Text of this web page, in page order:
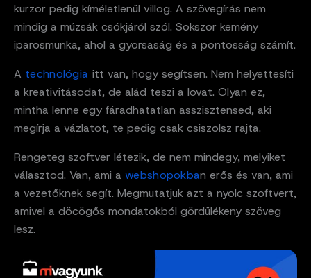
kurzor pedig kíméletlenül villog. A szövegírás nem
mindig a múzsák csókjáról szól. Sokszor kemény
iparosmunka, ahol a gyorsaság és a pontosság számít.
A technológia itt van, hogy segítsen. Nem helyettesíti
a kreativitásodat, de alád teszi a lovat. Olyan ez,
mintha lenne egy fáradhatatlan asszisztensed, aki
megírja a vázlatot, te pedig csak csiszolsz rajta.
Rengeteg szoftver létezik, de nem mindegy, melyiket
választod. Van, ami a webshopokban erős és van, ami
a vezetőknek segít. Megmutatjuk azt a nyolc szoftvert,
amivel a döcögős mondatokból gördülékeny szöveg
lesz.